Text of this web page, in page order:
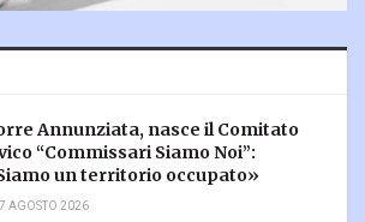
Annunziata, nasce il Comitato
“Commissari Siamo Noi”:
un territorio occupato»
7 AGOSTO 2026